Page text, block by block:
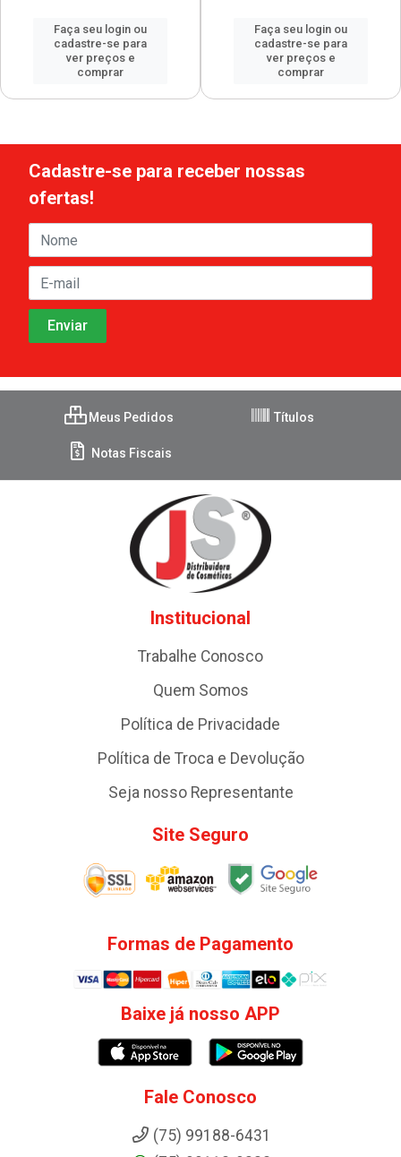
Faça seu login ou
cadastre-se para
ver preços e
comprar
Faça seu login ou
cadastre-se para
ver preços e
comprar
Cadastre-se para receber nossas
ofertas!
Meus Pedidos Títulos
Notas Fiscais
Institucional
Trabalhe Conosco
Quem Somos
Política de Privacidade
Política de Troca e Devolução
Seja nosso Representante
Site Seguro
Formas de Pagamento
Baixe já nosso APP
Fale Conosco
(75) 99188-6431